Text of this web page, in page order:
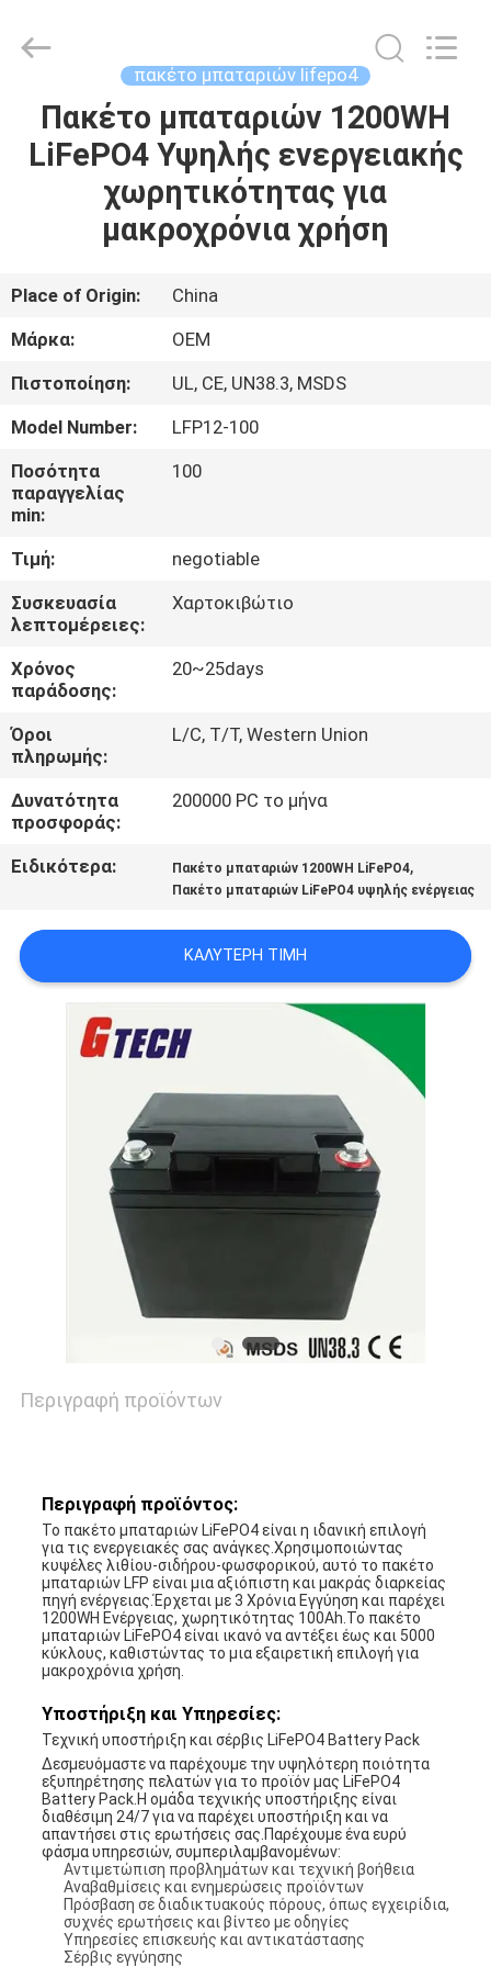
ΣΠΊΤΙ
ΠΡΟΪΌΝΤΑ
ΣΧΕΤΙΚΆ
ΜΕ
ΕΜΆΣ
ΕΠΙΣΚΕΨΉ
ΕΡΓΟΣΤΑΣΊΟΥ
ΈΛΕΓΧΟΣ
ΠΟΙΌΤΗΤΑΣ
ΕΠΙΚΟΙΝΩΝΉΣΤΕ
ΜΑΖΊ
ΜΑΣ
ΕΙΔΉΣΕΙΣ
ΖΗΤΉΣΤΕ
ΜΙΑ
SITEMAP
ΠΟΛΙΤΙΚΉ
ΜΥΣΤΙΚΌΤΗΤΑΣ
POWER
GROUP.
πακέτο μπαταριών lifepo4
Πακέτο μπαταριών 1200WH
LiFePO4 Υψηλής ενεργειακής
χωρητικότητας για
μακροχρόνια χρήση
Place of Origin:
China
Μάρκα:
OEM
Πιστοποίηση:
UL, CE, UN38.3, MSDS
Model Number:
LFP12-100
Ποσότητα
παραγγελίας
min:
100
Τιμή:
negotiable
Συσκευασία
λεπτομέρειες:
Χαρτοκιβώτιο
Χρόνος
παράδοσης:
20~25days
Όροι
πληρωμής:
L/C, T/T, Western Union
Δυνατότητα
προσφοράς:
200000 PC το μήνα
Ειδικότερα: Πακέτο μπαταριών 1200WH LiFePO4,
Πακέτο μπαταριών LiFePO4 υψηλής ενέργειας
ΚΑΛΎΤΕΡΗ ΤΙΜΉ
Περιγραφή προϊόντων
Περιγραφή προϊόντος:
Το πακέτο μπαταριών LiFePO4 είναι η ιδανική επιλογή
για τις ενεργειακές σας ανάγκες.Χρησιμοποιώντας
κυψέλες λιθίου-σιδήρου-φωσφορικού, αυτό το πακέτο
μπαταριών LFP είναι μια αξιόπιστη και μακράς διαρκείας
πηγή ενέργειας.Έρχεται με 3 Χρόνια Εγγύηση και παρέχει
1200WH Ενέργειας, χωρητικότητας 100Ah.Το πακέτο
μπαταριών LiFePO4 είναι ικανό να αντέξει έως και 5000
κύκλους, καθιστώντας το μια εξαιρετική επιλογή για
μακροχρόνια χρήση.
Υποστήριξη και Υπηρεσίες:
Τεχνική υποστήριξη και σέρβις LiFePO4 Battery Pack
Δεσμευόμαστε να παρέχουμε την υψηλότερη ποιότητα
εξυπηρέτησης πελατών για το προϊόν μας LiFePO4
Battery Pack.Η ομάδα τεχνικής υποστήριξης είναι
διαθέσιμη 24/7 για να παρέχει υποστήριξη και να
απαντήσει στις ερωτήσεις σας.Παρέχουμε ένα ευρύ
φάσμα υπηρεσιών, συμπεριλαμβανομένων:
Αντιμετώπιση προβλημάτων και τεχνική βοήθεια
Αναβαθμίσεις και ενημερώσεις προϊόντων
Πρόσβαση σε διαδικτυακούς πόρους, όπως εγχειρίδια,
συχνές ερωτήσεις και βίντεο με οδηγίες
Υπηρεσίες επισκευής και αντικατάστασης
Σέρβις εγγύησης